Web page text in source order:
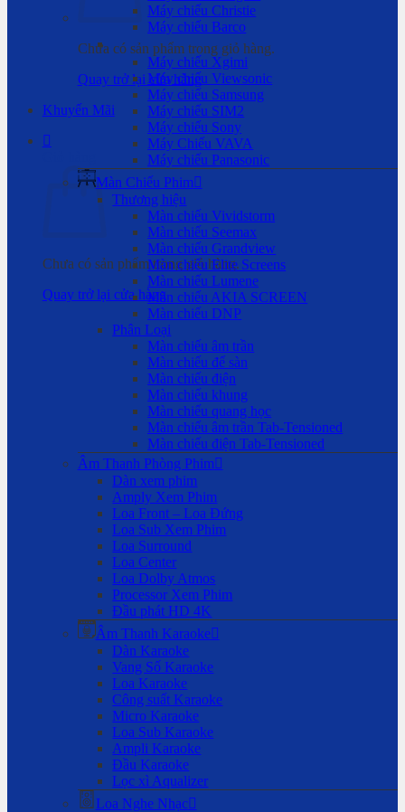
Chưa có sản phẩm trong giỏ hàng.
Quay trở lại cửa hàng
Khuyến Mãi
Chưa có sản phẩm trong giỏ hàng.
Quay trở lại cửa hàng
Máy chiếu Christie
Máy chiếu Barco
Máy chiếu Xgimi
Máy chiếu Viewsonic
Máy chiếu Samsung
Máy chiếu SIM2
Máy chiếu Sony
Máy Chiếu VAVA
Máy chiếu Panasonic
Màn Chiếu Phim
Thương hiệu
Màn chiếu Vividstorm
Màn chiếu Seemax
Màn chiếu Grandview
Màn chiếu Elite Screens
Màn chiếu Lumene
Màn chiếu AKIA SCREEN
Màn chiếu DNP
Phân Loại
Màn chiếu âm trần
Màn chiếu để sàn
Màn chiếu điện
Màn chiếu khung
Màn chiếu quang học
Màn chiếu âm trần Tab-Tensioned
Màn chiếu điện Tab-Tensioned
Âm Thanh Phòng Phim
Dàn xem phim
Amply Xem Phim
Loa Front – Loa Đứng
Loa Sub Xem Phim
Loa Surround
Loa Center
Loa Dolby Atmos
Processor Xem Phim
Đầu phát HD 4K
Âm Thanh Karaoke
Dàn Karaoke
Vang Số Karaoke
Loa Karaoke
Công suất Karaoke
Micro Karaoke
Loa Sub Karaoke
Ampli Karaoke
Đầu Karaoke
Lọc xì Aqualizer
Loa Nghe Nhạc